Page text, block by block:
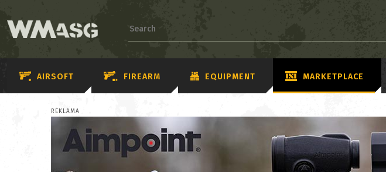
AIRSOFT FIREARM EQUIPMENT MARKETPLACE
REKLAMA